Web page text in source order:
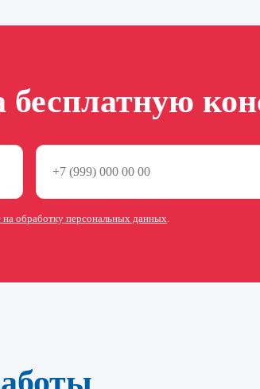
бесплатную
на обработку персональных данных.